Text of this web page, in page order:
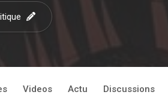
Videos Actu Discussions